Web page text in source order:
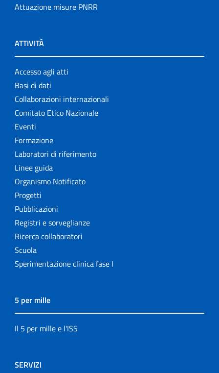
Attuazione misure PNRR
ATTIVITÀ
Accesso agli atti
Basi di dati
Collaborazioni internazionali
Comitato Etico Nazionale
Eventi
Formazione
Laboratori di riferimento
Linee guida
Organismo Notificato
Progetti
Pubblicazioni
Registri e sorveglianze
Ricerca collaboratori
Scuola
Sperimentazione clinica fase I
5 per mille
Il 5 per mille e l'ISS
SERVIZI